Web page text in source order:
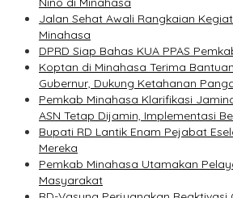
Jalan Sehat Awali Rangkaian
Minahasa
DPRD Siap Bahas KUA PPAS
Koptan di Minahasa Terima
Gubernur, Dukung Ketahanan
Pemkab Minahasa Klarifikasi
ASN Tetap Dijamin, Implementasi
Bupati RD Lantik Enam Pejabat
Mereka
Pemkab Minahasa Utamakan
Masyarakat